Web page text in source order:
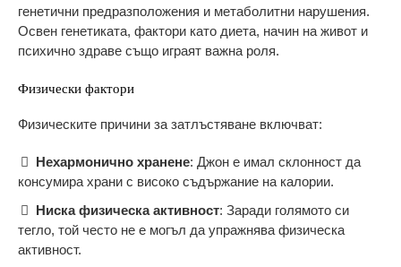
генетични предразположения и метаболитни нарушения.
Освен генетиката, фактори като диета, начин на живот и
психично здраве също играят важна роля.
Физически фактори
Физическите причини за затлъстяване включват:
Нехармонично хранене: Джон е имал склонност да
консумира храни с високо съдържание на калории.
Ниска физическа активност: Заради голямото си
тегло, той често не е могъл да упражнява физическа
активност.